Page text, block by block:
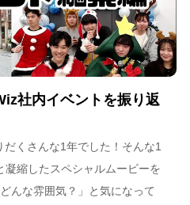
社内イベントを振り返
くさんな1年でした！そんな1
縮したスペシャルムービーを
んな雰囲気？」と気になって